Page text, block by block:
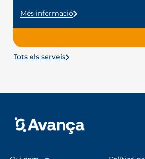
Més informació
Tots els serveis